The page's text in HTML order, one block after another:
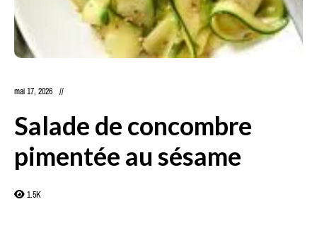
mai 17, 2026
Salade de concombre
pimentée au sésame
1.5K